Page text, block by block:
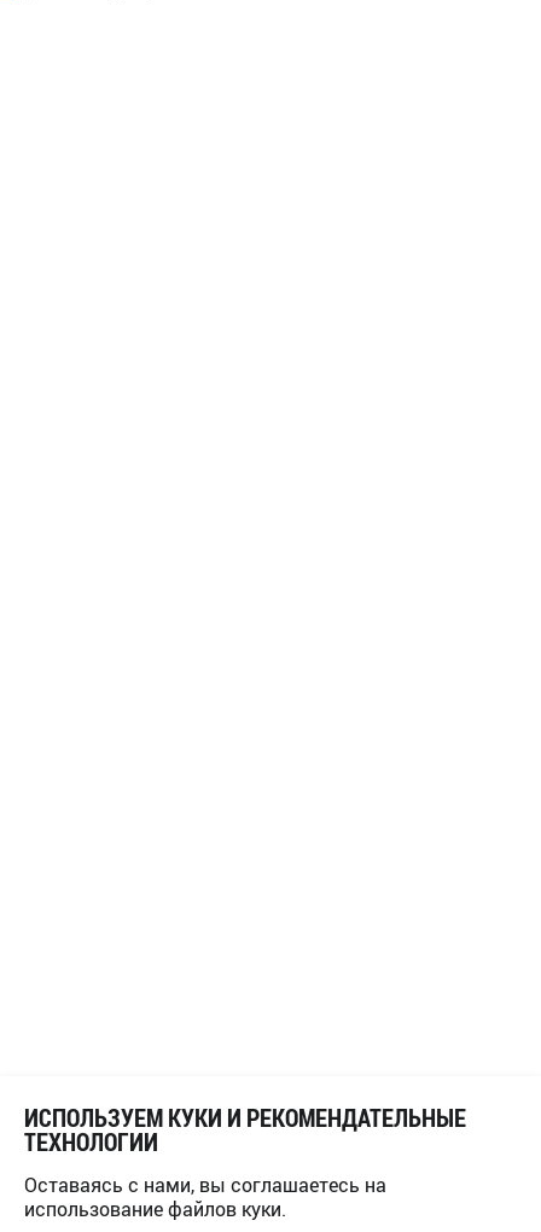
ИСПОЛЬЗУЕМ КУКИ И РЕКОМЕНДАТЕЛЬНЫЕ
ТЕХНОЛОГИИ
Оставаясь с нами, вы соглашаетесь на
использование файлов куки.